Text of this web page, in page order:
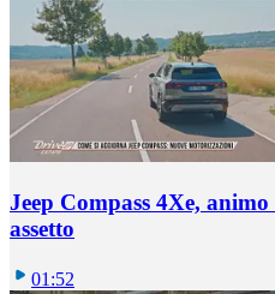
Jeep Compass 4Xe,
assetto
01:52